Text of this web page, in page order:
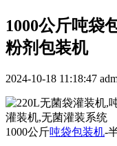
1000公斤吨袋
粉剂包装机
2024-10-18 11:18:47
1000公斤吨袋包装机-